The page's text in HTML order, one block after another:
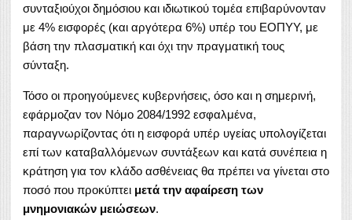
συνταξιούχοι δημόσιου και ιδιωτικού τομέα επιβαρύνονταν
με 4% εισφορές (και αργότερα 6%) υπέρ του ΕΟΠΥΥ, με
βάση την πλασματική και όχι την πραγματική τους
σύνταξη.
Τόσο οι προηγούμενες κυβερνήσεις, όσο και η σημερινή,
εφάρμοζαν τον Νόμο 2084/1992 εσφαλμένα,
παραγνωρίζοντας ότι η εισφορά υπέρ υγείας υπολογίζεται
επί των καταβαλλόμενων συντάξεων και κατά συνέπεια η
κράτηση για τον κλάδο ασθένειας θα πρέπει να γίνεται στο
ποσό που προκύπτει μετά την αφαίρεση των
μνημονιακών μειώσεων.